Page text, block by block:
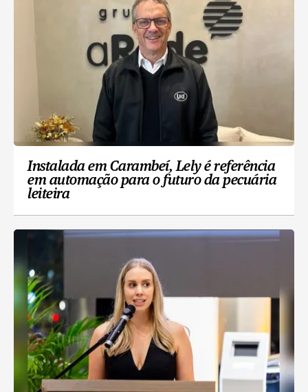
Instalada em Carambeí, Lely é referência
em automação para o futuro da pecuária
leiteira